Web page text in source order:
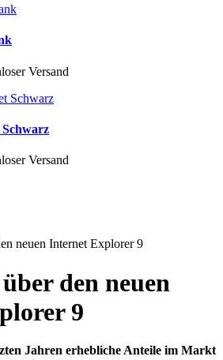
Versand
Schwarz
Versand
neuen Internet Explorer 9
den neuen
9
Jahren erhebliche Anteile im Markt